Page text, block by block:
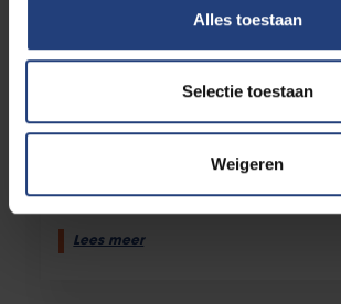
Alles toestaan
Selectie toestaan
Weigeren
hoop”
VUB-professor Koert Debeuf over de
Lees meer